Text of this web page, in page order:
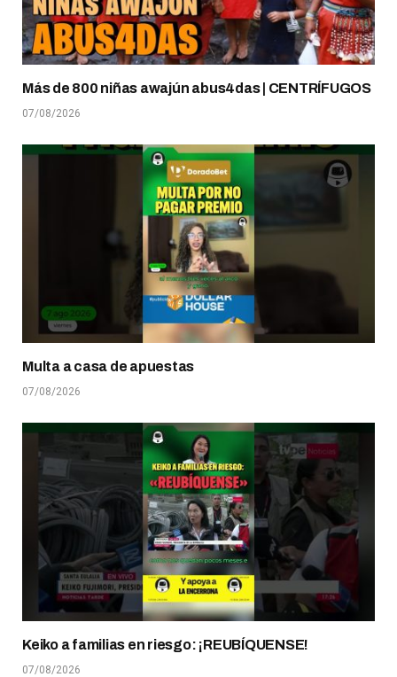
Más de 800 niñas awajún abus4das | CENTRÍFUGOS
07/08/2026
Multa a casa de apuestas
07/08/2026
Keiko a familias en riesgo: ¡REUBÍQUENSE!
07/08/2026